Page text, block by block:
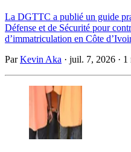
La DGTTC a publié un guide
Défense et de Sécurité pour
d’immatriculation en Côte
ParKevin Aka · juil. 7, 2026 · 1